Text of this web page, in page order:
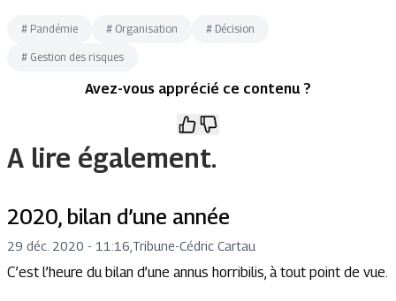
# Pandémie # Organisation # Décision
# Gestion des risques
Avez-vous apprécié ce contenu ?
A lire également.
2020, bilan d’une année
29 déc. 2020 - 11:16 Tribune-Cédric Cartau
C’est l’heure du bilan d’une annus horribilis, à tout point de vue.